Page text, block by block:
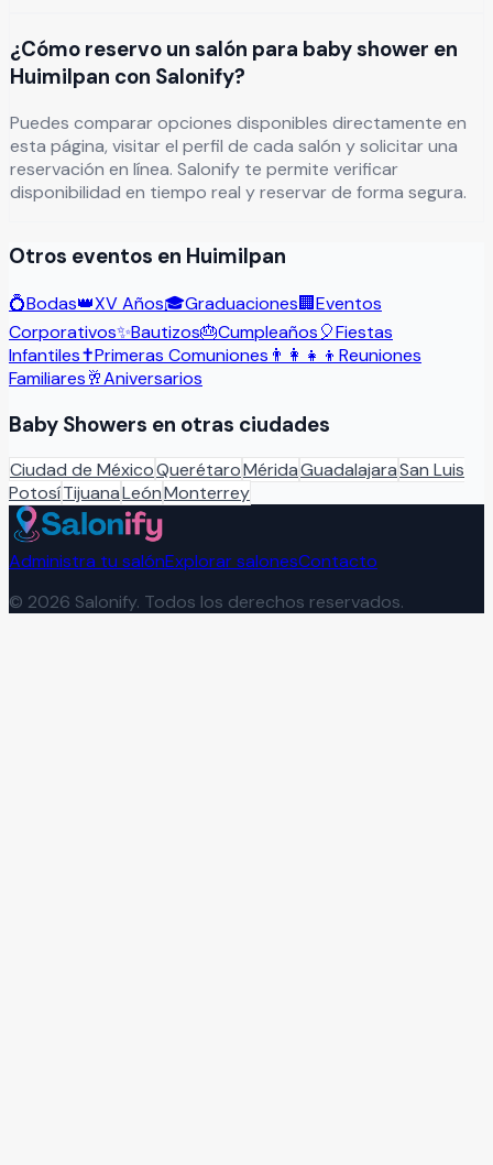
¿Cómo reservo un salón para baby shower en
Huimilpan con Salonify?
Puedes comparar opciones disponibles directamente en
esta página, visitar el perfil de cada salón y solicitar una
reservación en línea. Salonify te permite verificar
disponibilidad en tiempo real y reservar de forma segura.
Otros eventos en Huimilpan
💍Bodas👑XV Años🎓Graduaciones🏢Eventos
Corporativos✨Bautizos🎂Cumpleaños🎈Fiestas
Infantiles✝️Primeras Comuniones 👨‍👩‍👧‍👦 Reuniones
Familiares🥂Aniversarios
Baby Showers en otras ciudades
Ciudad de MéxicoQuerétaroMéridaGuadalajaraSan Luis
PotosíTijuanaLeónMonterrey
Administra tu salónExplorar salonesContacto
© 2026 Salonify. Todos los derechos reservados.